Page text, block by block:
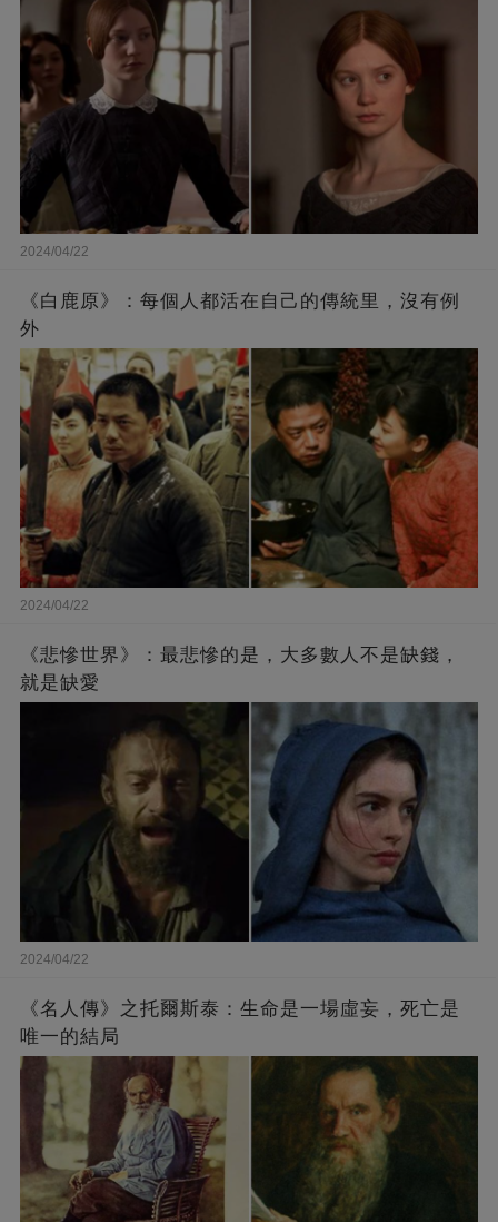
2024/04/22
《白鹿原》：每個人都活在自己的傳統里，沒有例
外
2024/04/22
《悲慘世界》：最悲慘的是，大多數人不是缺錢，
就是缺愛
2024/04/22
《名人傳》之托爾斯泰：生命是一場虛妄，死亡是
唯一的結局